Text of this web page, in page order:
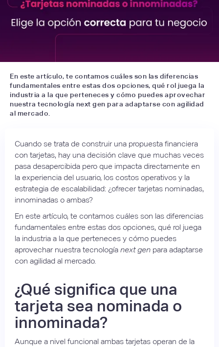
En este artículo, te contamos cuáles son las diferencias
fundamentales entre estas dos opciones, qué rol juega la
industria a la que perteneces y cómo puedes aprovechar
nuestra tecnología next gen para adaptarse con agilidad
al mercado.
Cuando se trata de construir una propuesta financiera
con tarjetas, hay una decisión clave que muchas veces
pasa desapercibida pero que impacta directamente en
la experiencia del usuario, los costos operativos y la
estrategia de escalabilidad: ¿ofrecer tarjetas nominadas,
innominadas o ambas?
En este artículo, te contamos cuáles son las diferencias
fundamentales entre estas dos opciones, qué rol juega
la industria a la que perteneces y cómo puedes
aprovechar nuestra tecnología next gen para adaptarse
con agilidad al mercado.
¿Qué significa que una
tarjeta sea nominada o
innominada?
Aunque a nivel funcional ambas tarjetas operan de la